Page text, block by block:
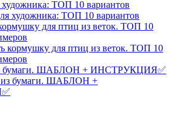
художника: ТОП 10 вариантов
для птиц из веток. ТОП 10
бумаги. ШАБЛОН + ИНСТРУКЦИЯ✅